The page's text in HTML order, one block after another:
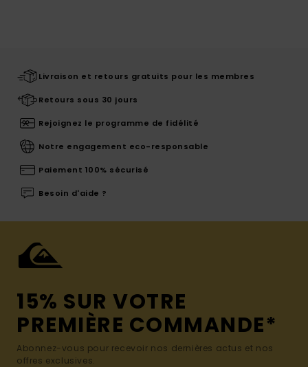
Livraison et retours gratuits pour les membres
Retours sous 30 jours
Rejoignez le programme de fidélité
Notre engagement eco-responsable
Paiement 100% sécurisé
Besoin d'aide ?
15% SUR VOTRE
PREMIÈRE COMMANDE*
Abonnez-vous pour recevoir nos dernières actus et nos
offres exclusives.